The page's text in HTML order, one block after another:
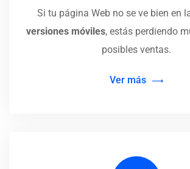
Si tu página Web no se ve bien en
versiones móviles, estás perdiendo
posibles ventas.
Ver más